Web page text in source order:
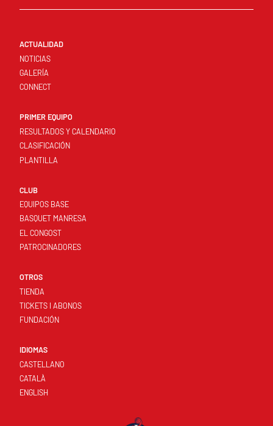
ACTUALIDAD
NOTICIAS
GALERÍA
CONNECT
PRIMER EQUIPO
RESULTADOS Y CALENDARIO
CLASIFICACIÓN
PLANTILLA
CLUB
EQUIPOS BASE
BASQUET MANRESA
EL CONGOST
PATROCINADORES
OTROS
TIENDA
TICKETS I ABONOS
FUNDACIÓN
IDIOMAS
CASTELLANO
CATALÀ
ENGLISH